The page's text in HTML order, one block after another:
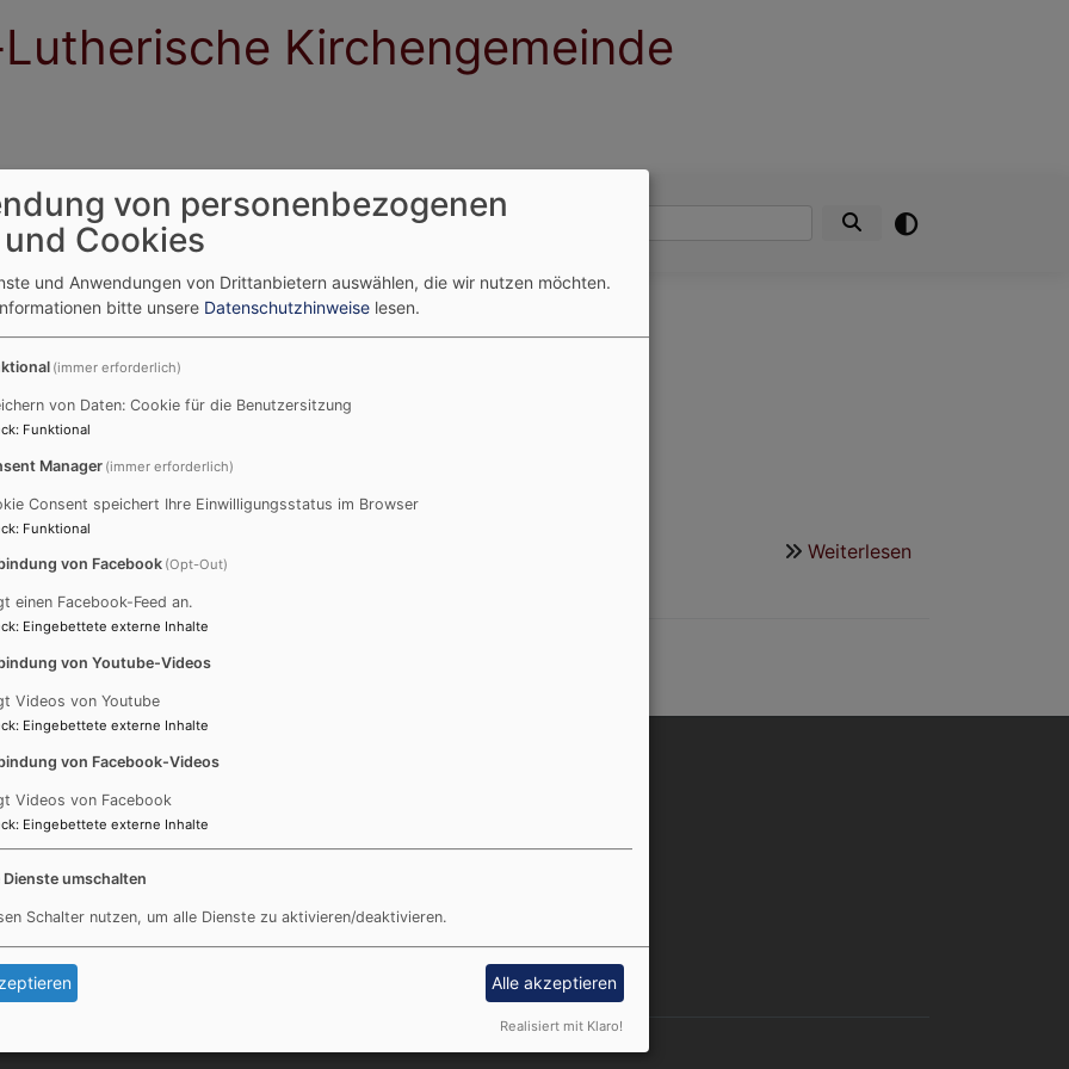
Kirchengemeinde
Einrichtungen St. Georg Räume Friedhof Kontakt
Weiterlesen
Impressum
Kontakt
Cookie-Einstellungen
Datenschutzerklärung
Barrierefreiheitserklärung
von personenbezogenen
Cookies
und Anwendungen von Drittanbietern auswählen, die wir nutzen möchten.
bitte unsere Datenschutzhinweise lesen.
(immer erforderlich)
von Daten: Cookie für die Benutzersitzung
: Funktional
Manager (immer erforderlich)
Consent speichert Ihre Einwilligungsstatus im Browser
: Funktional
von Facebook (Opt-Out)
einen Facebook-Feed an.
: Eingebettete externe Inhalte
von Youtube-Videos
Videos von Youtube
: Eingebettete externe Inhalte
von Facebook-Videos
Videos von Facebook
: Eingebettete externe Inhalte
Dienste umschalten
Schalter nutzen, um alle Dienste zu aktivieren/deaktivieren.
Alle akzeptieren
Realisiert mit Klaro!